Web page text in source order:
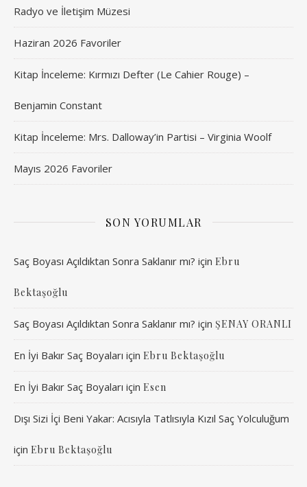
Radyo ve İletişim Müzesi
Haziran 2026 Favoriler
Kitap İnceleme: Kırmızı Defter (Le Cahier Rouge) –
Benjamin Constant
Kitap İnceleme: Mrs. Dalloway’in Partisi – Virginia Woolf
Mayıs 2026 Favoriler
SON YORUMLAR
Saç Boyası Açıldıktan Sonra Saklanır mı? için Ebru
Bektaşoğlu
Saç Boyası Açıldıktan Sonra Saklanır mı? için ŞENAY ORANLI
En İyi Bakır Saç Boyaları için Ebru Bektaşoğlu
En İyi Bakır Saç Boyaları için Esen
Dışı Sizi İçi Beni Yakar: Acısıyla Tatlısıyla Kızıl Saç Yolculuğum
için Ebru Bektaşoğlu